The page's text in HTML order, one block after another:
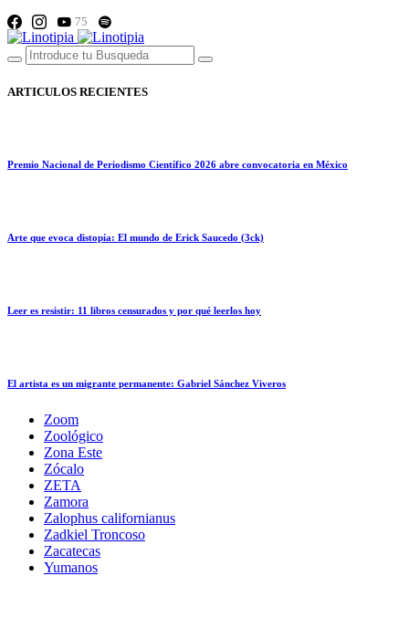
75
ARTICULOS RECIENTES
Premio Nacional de Periodismo Científico 2026 abre convocatoria en México
Arte que evoca distopía: El mundo de Erick Saucedo (3ck)
Leer es resistir: 11 libros censurados y por qué leerlos hoy
El artista es un migrante permanente: Gabriel Sánchez Viveros
Zoom
Zoológico
Zona Este
Zócalo
ZETA
Zamora
Zalophus californianus
Zadkiel Troncoso
Zacatecas
Yumanos